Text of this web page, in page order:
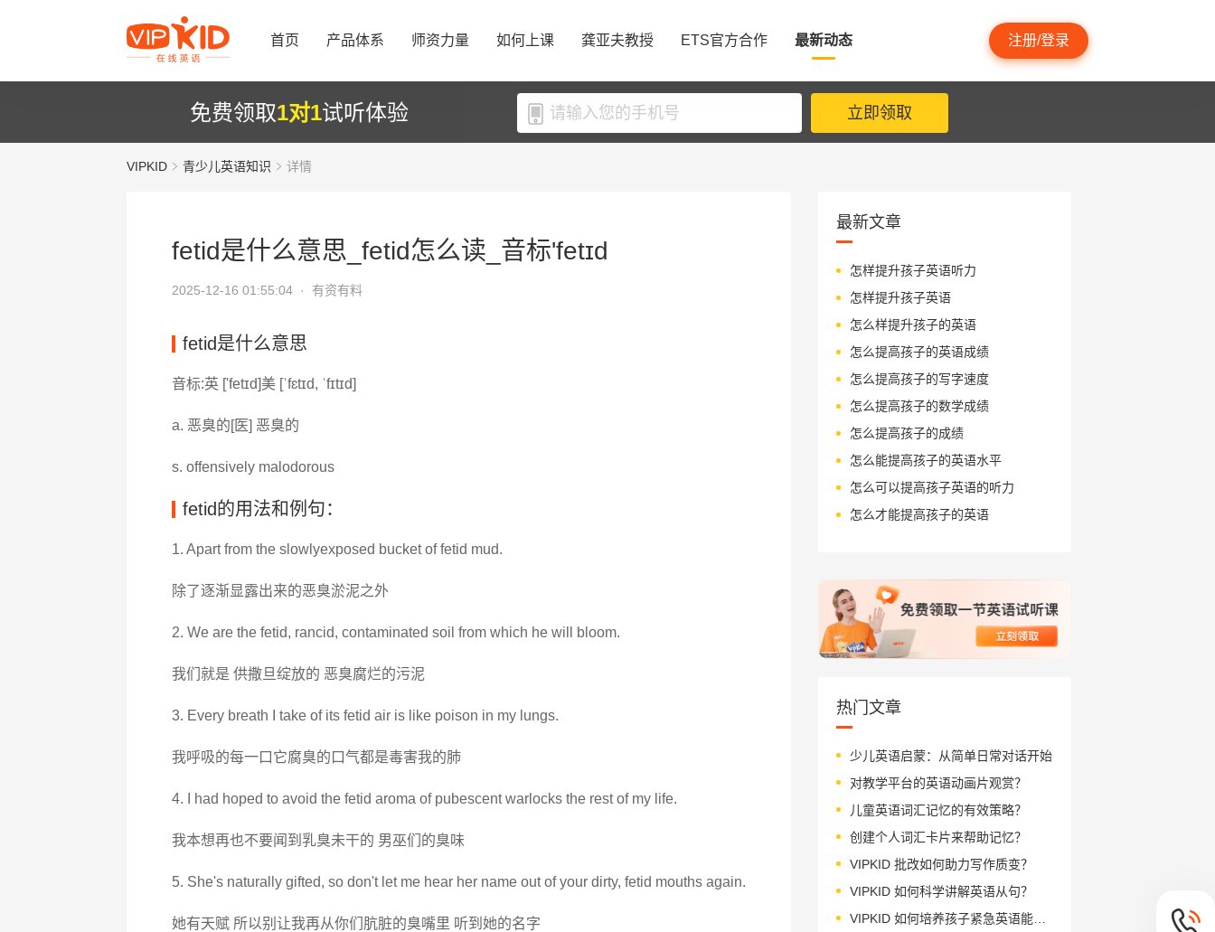
首页 产品体系 师资力量 如何上课 龚亚夫教授 ETS官方合作 最新动态 注册/登录
免费领取1对1试听体验 立即领取
VIPKID 青少儿英语知识 详情
fetid是什么意思_fetid怎么读_音标'fetɪd
2025-12-16 01:55:04 · 有资有料
fetid是什么意思
音标:英 ['fetɪd]美 [ˈfɛtɪd, ˈfɪtɪd]
a. 恶臭的[医] 恶臭的
s. offensively malodorous
fetid的用法和例句：
1. Apart from the slowlyexposed bucket of fetid mud.
除了逐渐显露出来的恶臭淤泥之外
2. We are the fetid, rancid, contaminated soil from which he will bloom.
我们就是 供撒旦绽放的 恶臭腐烂的污泥
3. Every breath I take of its fetid air is like poison in my lungs.
我呼吸的每一口它腐臭的口气都是毒害我的肺
4. I had hoped to avoid the fetid aroma of pubescent warlocks the rest of my life.
我本想再也不要闻到乳臭未干的 男巫们的臭味
5. She's naturally gifted, so don't let me hear her name out of your dirty, fetid mouths again.
她有天赋 所以别让我再从你们肮脏的臭嘴里 听到她的名字
最新文章
怎样提升孩子英语听力
怎样提升孩子英语
怎么样提升孩子的英语
怎么提高孩子的英语成绩
怎么提高孩子的写字速度
怎么提高孩子的数学成绩
怎么提高孩子的成绩
怎么能提高孩子的英语水平
怎么可以提高孩子英语的听力
怎么才能提高孩子的英语
热门文章
少儿英语启蒙：从简单日常对话开始
对教学平台的英语动画片观赏？
儿童英语词汇记忆的有效策略？
创建个人词汇卡片来帮助记忆？
VIPKID 批改如何助力写作质变？
VIPKID 如何科学讲解英语从句？
VIPKID 如何培养孩子紧急英语能力？